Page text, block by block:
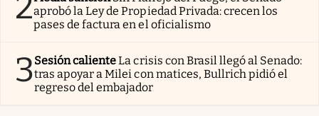
aprobó la Ley de Propiedad Privada: crecen los
pases de factura en el oficialismo
3Sesión calienteLa crisis con Brasil llegó al Senado:
tras apoyar a Milei con matices, Bullrich pidió el
regreso del embajador